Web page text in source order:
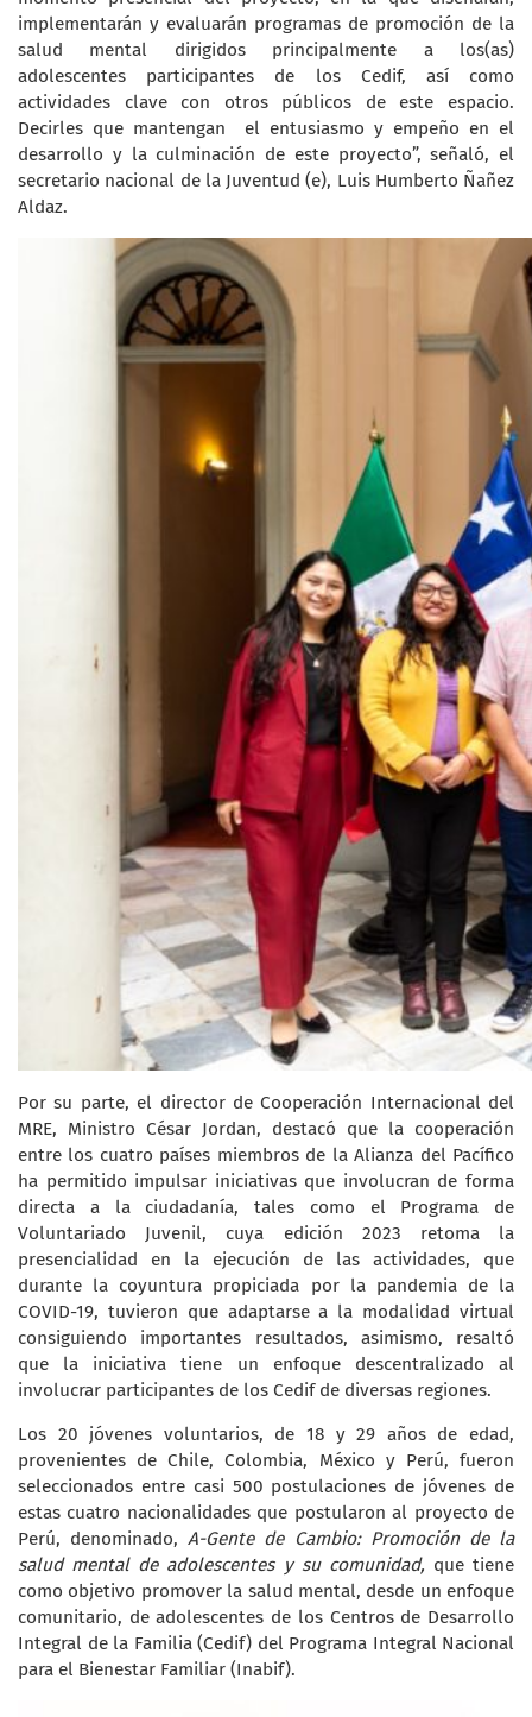
implementarán y evaluarán programas de promoción de la
salud mental dirigidos principalmente a los(as)
adolescentes participantes de los Cedif, así como
actividades clave con otros públicos de este espacio.
Decirles que mantengan el entusiasmo y empeño en el
desarrollo y la culminación de este proyecto”, señaló, el
secretario nacional de la Juventud (e), Luis Humberto Ñañez
Aldaz.
Por su parte, el director de Cooperación Internacional del
MRE, Ministro César Jordan, destacó que la cooperación
entre los cuatro países miembros de la Alianza del Pacífico
ha permitido impulsar iniciativas que involucran de forma
directa a la ciudadanía, tales como el Programa de
Voluntariado Juvenil, cuya edición 2023 retoma la
presencialidad en la ejecución de las actividades, que
durante la coyuntura propiciada por la pandemia de la
COVID-19, tuvieron que adaptarse a la modalidad virtual
consiguiendo importantes resultados, asimismo, resaltó
que la iniciativa tiene un enfoque descentralizado al
involucrar participantes de los Cedif de diversas regiones.
Los 20 jóvenes voluntarios, de 18 y 29 años de edad,
provenientes de Chile, Colombia, México y Perú, fueron
seleccionados entre casi 500 postulaciones de jóvenes de
estas cuatro nacionalidades que postularon al proyecto de
Perú, denominado,A-Gente de Cambio: Promoción de la
salud mental de adolescentes y su comunidad, que tiene
como objetivo promover la salud mental, desde un enfoque
comunitario, de adolescentes de los Centros de Desarrollo
Integral de la Familia (Cedif) del Programa Integral Nacional
para el Bienestar Familiar (Inabif).